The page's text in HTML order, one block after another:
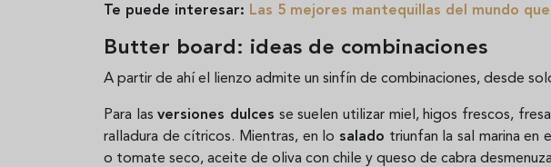
Te puede interesar: Las 5 mejores mantequillas del mundo
Butter board: ideas de combinaciones
A partir de ahí el lienzo admite un sinfín de combinaciones, desde
Para lasversiones dulces se suelen utilizar miel, higos frescos,
ralladura de cítricos. Mientras, en lo salado triunfan la sal marina en
o tomate seco, aceite de oliva con chile y queso de cabra